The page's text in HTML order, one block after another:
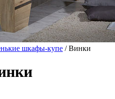
шкафы-купе / Винки